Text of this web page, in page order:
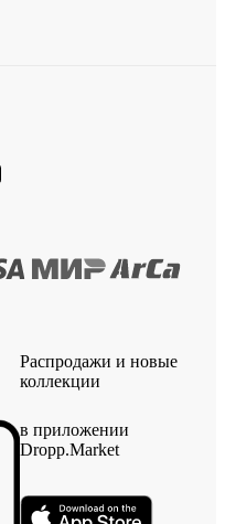
Распродажи и новые
коллекции
в приложении
Dropp.Market